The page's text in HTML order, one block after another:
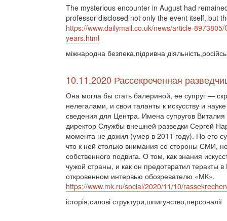
The mysterious encounter in August had
professor disclosed not only the event itself, but
https://www.dailymail.co.uk/news/article-
years.html
міжнародна безпека,підривна
10.11.2020 Рассекреченная
Она могла бы стать балериной, ее супруг —
нелегалами, и свои таланты к искусству и
сведения для Центра. Имена супругов
директор Службы внешней разведки Сергей
момента не дожил (умер в 2011 году). Но его
что к ней столько внимания со стороны СМИ,
собственного подвига. О том, как знания
чужой страны, и как он предотвратил
откровенном интервью обозревателю «МК».
https://www.mk.ru/social/2020/11/10/
історія,силові структури,шпигунство,персоналії